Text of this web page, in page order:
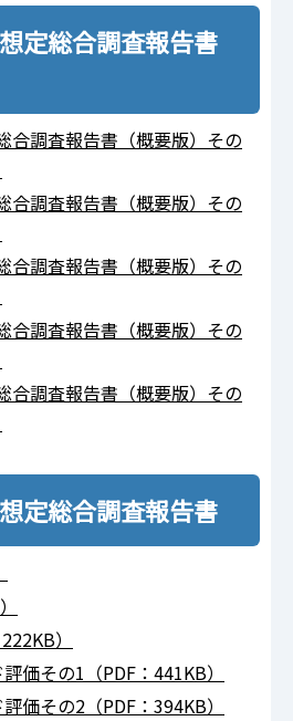
定総合調査報告書
合調査報告書（概要版）その
合調査報告書（概要版）その
合調査報告書（概要版）その
合調査報告書（概要版）その
合調査報告書（概要版）その
定総合調査報告書
）
価その1（PDF：441KB）
価その2（PDF：394KB）